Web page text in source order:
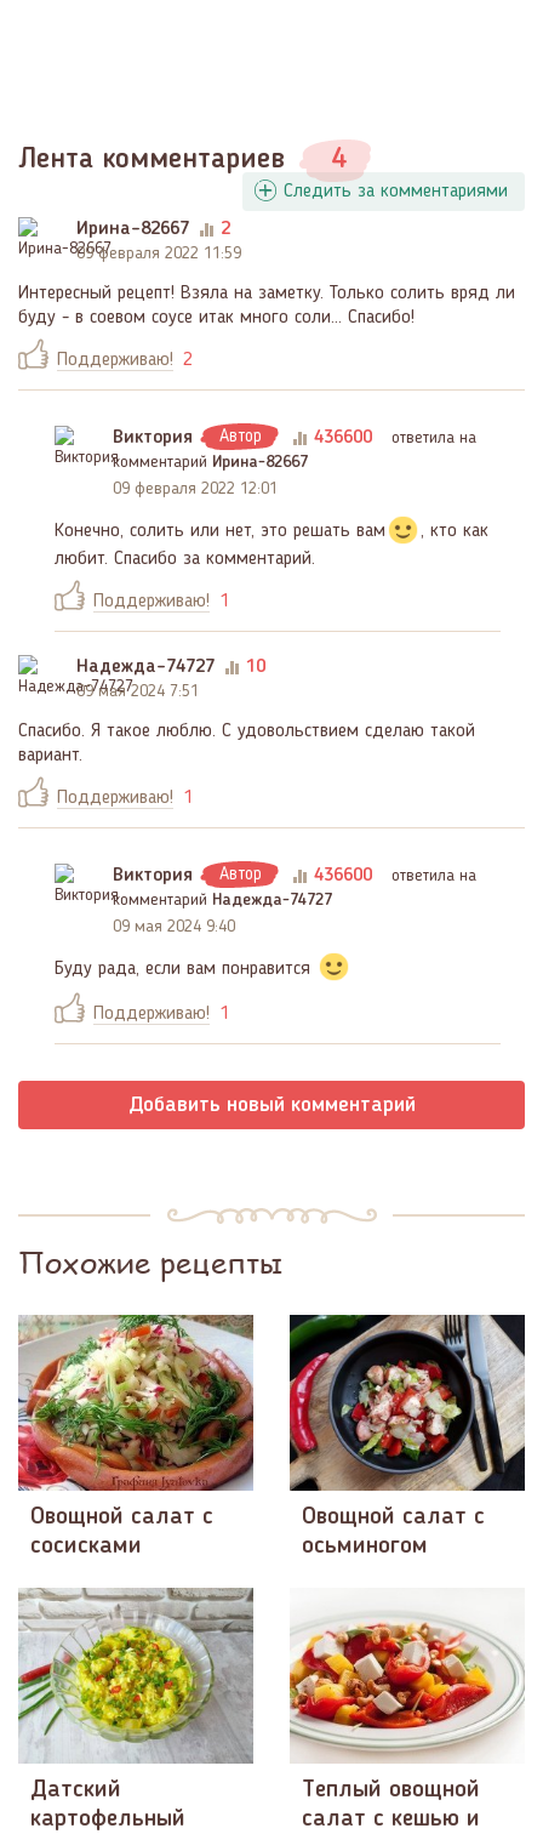
Лента комментариев 4
Следить за комментариями
Ирина-82667
2
09 февраля 2022 11:59
Интересный рецепт! Взяла на заметку. Только солить вряд ли
буду - в соевом соусе итак много соли... Спасибо!
Поддерживаю! 2
Виктория Автор 436600
ответила на
комментарий Ирина-82667
09 февраля 2022 12:01
Конечно, солить или нет, это решать вам
, кто как
любит. Спасибо за комментарий.
Поддерживаю! 1
Надежда-74727 10
09 мая 2024 7:51
Спасибо. Я такое люблю. С удовольствием сделаю такой
вариант.
Поддерживаю! 1
Виктория Автор 436600
ответила на
комментарий Надежда-74727
09 мая 2024 9:40
Буду рада, если вам понравится
Поддерживаю! 1
Добавить новый комментарий
Похожие рецепты
Овощной салат с
сосисками
Овощной салат с
осьминогом
Датский
картофельный
Теплый овощной
салат с кешью и